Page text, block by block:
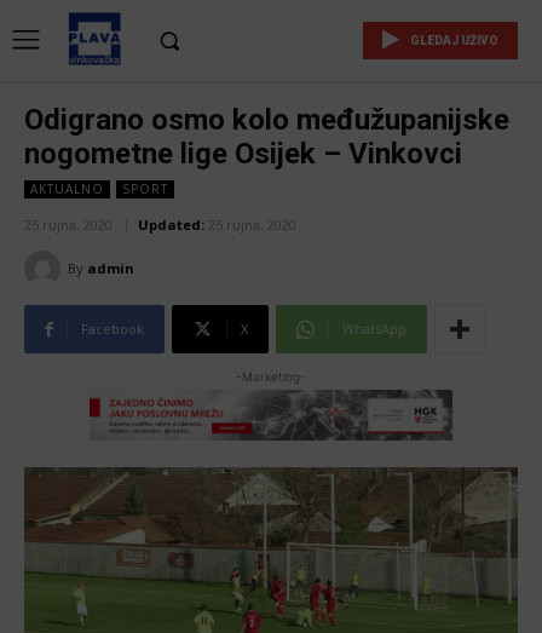
GLEDAJ UŽIVO
Odigrano osmo kolo međužupanijske
nogometne lige Osijek – Vinkovci
AKTUALNO SPORT
25 rujna, 2020 Updated: 25 rujna, 2020
By admin
Facebook X WhatsApp
-Marketing-